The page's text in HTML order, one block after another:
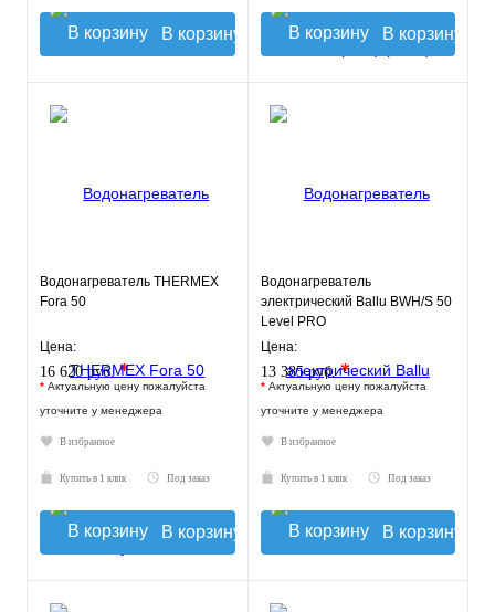
В корзину В корзину
Водонагреватель THERMEX
Fora 50
Цена:
16 620 руб.*
* Актуальную цену пожалуйста
уточните у менеджера
В избранное
Купить в 1 клик Под заказ
В корзину
Водонагреватель
электрический Ballu BWH/S 50
Level PRO
Цена:
13 385 руб.*
* Актуальную цену пожалуйста
уточните у менеджера
В избранное
Купить в 1 клик Под заказ
В корзину